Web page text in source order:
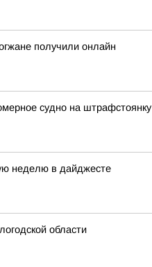
получили онлайн
судно на штрафстоянку
неделю в дайджесте
области